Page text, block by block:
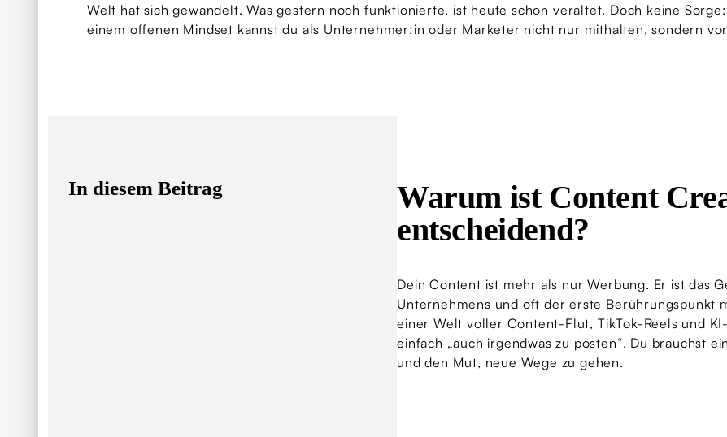
Welt hat sich gewandelt. Was gestern noch funktionierte, ist heute schon veraltet. Doch keine
einem offenen Mindset kannst du als Unternehmer:in oder Marketer nicht nur mithalten, sondern
In diesem Beitrag
Warum ist Content
entscheidend?
Dein Content ist mehr als nur Werbung. Er ist das
Unternehmens und oft der erste Berührungspunkt
einer Welt voller Content-Flut, TikTok-Reels und
einfach „auch irgendwas zu posten“. Du brauchst
und den Mut, neue Wege zu gehen.